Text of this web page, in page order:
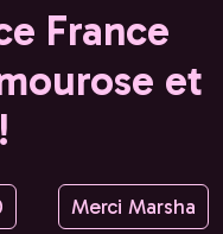
France
et
Merci Marsha